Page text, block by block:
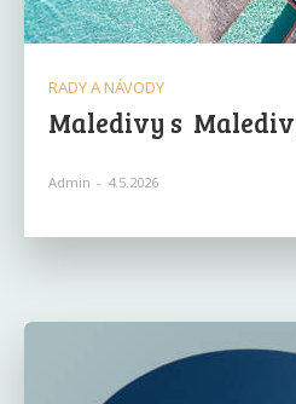
RADY A NÁVODY
Maledivy s
Admin - 4.5.2026